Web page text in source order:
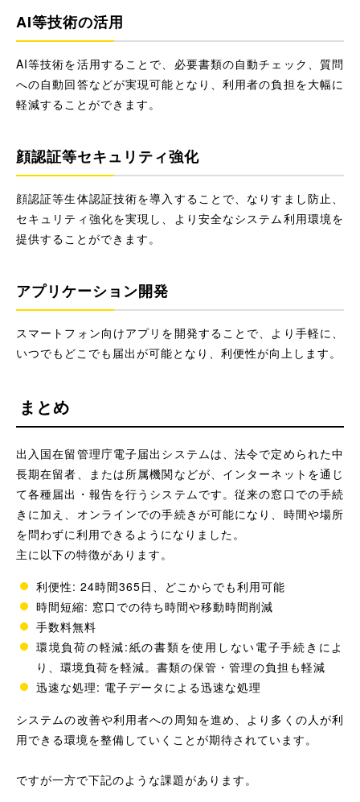
AI等技術の活用
AI等技術を活用することで、必要書類の自動チェック、質問
への自動回答などが実現可能となり、利用者の負担を大幅に
軽減することができます。
顔認証等セキュリティ強化
顔認証等生体認証技術を導入することで、なりすまし防止、
セキュリティ強化を実現し、より安全なシステム利用環境を
提供することができます。
アプリケーション開発
スマートフォン向けアプリを開発することで、より手軽に、
いつでもどこでも届出が可能となり、利便性が向上します。
まとめ
出入国在留管理庁電子届出システムは、法令で定められた中
長期在留者、または所属機関などが、インターネットを通じ
て各種届出・報告を行うシステムです。従来の窓口での手続
きに加え、オンラインでの手続きが可能になり、時間や場所
を問わずに利用できるようになりました。
主に以下の特徴があります。
利便性: 24時間365日、どこからでも利用可能
時間短縮: 窓口での待ち時間や移動時間削減
手数料無料
環境負荷の軽減:紙の書類を使用しない電子手続きによ
り、環境負荷を軽減。書類の保管・管理の負担も軽減
迅速な処理: 電子データによる迅速な処理
システムの改善や利用者への周知を進め、より多くの人が利
用できる環境を整備していくことが期待されています。
ですが一方で下記のような課題があります。